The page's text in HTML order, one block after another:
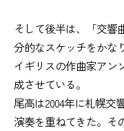
そして後半は、「交響
分的なスケッチをかな
イギリスの作曲家アン
成させている。
尾高は2004年に札幌交
演奏を重ねてきた。そ